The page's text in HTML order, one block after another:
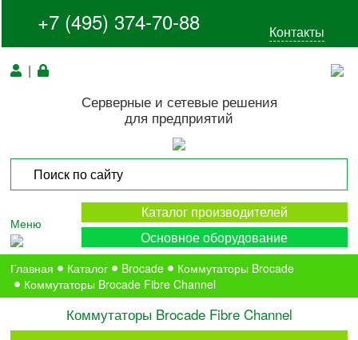
+7 (495) 374-70-88 Контакты
|
Серверные и сетевые решения
для предприятий
Меню
Каталог производителей
Основное оборудование
Главная Каталог Brocade
Коммутаторы Brocade
Коммутаторы Brocade Fibre Channel
Коммутаторы Brocade Fibre Channel